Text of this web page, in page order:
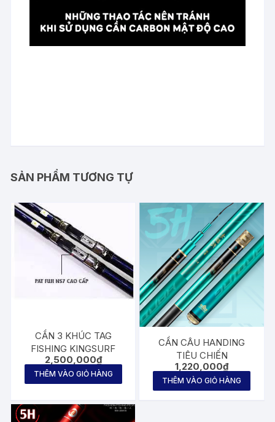
SẢN PHẨM TƯƠNG TỰ
CẦN 3 KHÚC TAG
FISHING KINGSURF
2,500,000₫
THÊM VÀO GIỎ HÀNG
CẦN CÂU HANDING
TIÊU CHIẾN
1,220,000₫
THÊM VÀO GIỎ HÀNG